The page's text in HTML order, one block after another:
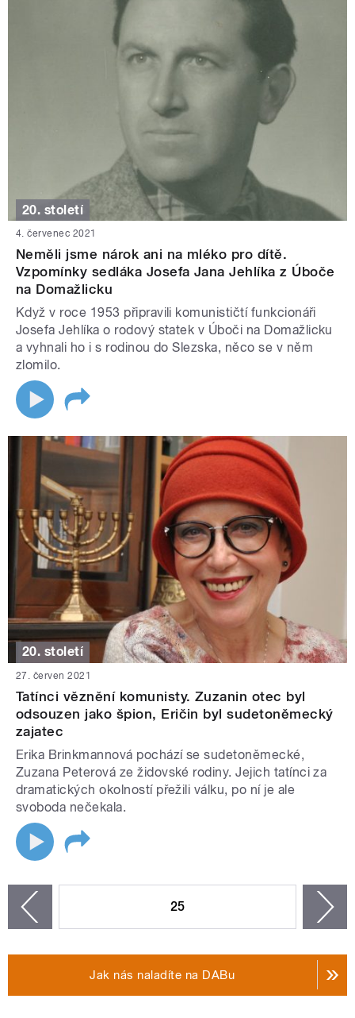
20. století
4. červenec 2021
Neměli jsme nárok ani na mléko pro dítě.
Vzpomínky sedláka Josefa Jana Jehlíka z Úboče
na Domažlicku
Když v roce 1953 připravili komunističtí funkcionáři
Josefa Jehlíka o rodový statek v Úboči na Domažlicku
a vyhnali ho i s rodinou do Slezska, něco se v něm
zlomilo.
20. století
27. červen 2021
Tatínci věznění komunisty. Zuzanin otec byl
odsouzen jako špion, Eričin byl sudetoněmecký
zajatec
Erika Brinkmannová pochází se sudetoněmecké,
Zuzana Peterová ze židovské rodiny. Jejich tatínci za
dramatických okolností přežili válku, po ní je ale
svoboda nečekala.
25
Jak nás naladíte na DABu